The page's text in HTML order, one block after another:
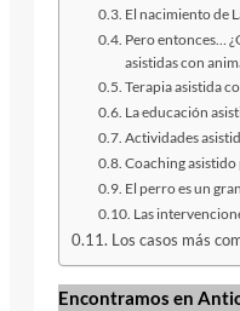
El nacimiento de
Pero entonces…
asistidas con
Terapia asistida
La educación
Actividades
Coaching
El perro es un
Las
Los casos más
Encontramos en